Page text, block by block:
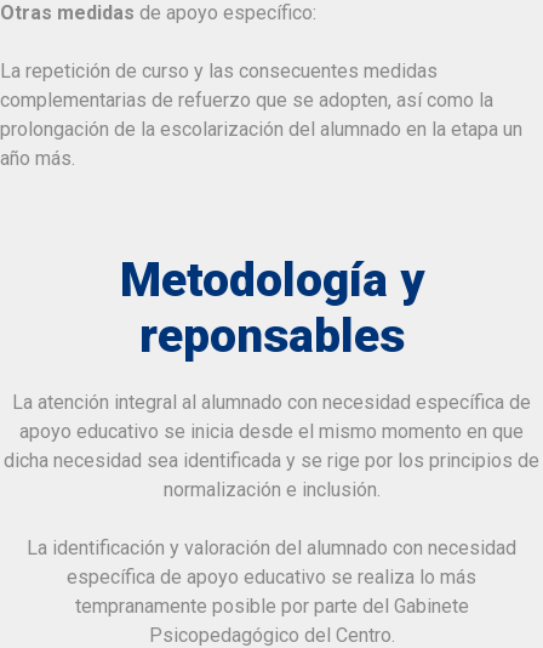
Otras medidas de apoyo específico:
La repetición de curso y las consecuentes medidas
complementarias de refuerzo que se adopten, así como la
prolongación de la escolarización del alumnado en la etapa un
año más.
Metodología y
reponsables
La atención integral al alumnado con necesidad específica de
apoyo educativo se inicia desde el mismo momento en que
dicha necesidad sea identificada y se rige por los principios de
normalización e inclusión.
La identificación y valoración del alumnado con necesidad
específica de apoyo educativo se realiza lo más
tempranamente posible por parte del Gabinete
Psicopedagógico del Centro.